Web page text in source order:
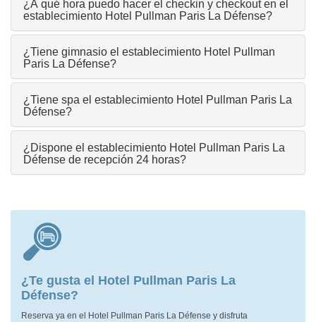
¿A qué hora puedo hacer el checkin y checkout en el
establecimiento Hotel Pullman Paris La Défense?
¿Tiene gimnasio el establecimiento Hotel Pullman
Paris La Défense?
¿Tiene spa el establecimiento Hotel Pullman Paris La
Défense?
¿Dispone el establecimiento Hotel Pullman Paris La
Défense de recepción 24 horas?
¿Te gusta el Hotel Pullman Paris La
Défense?
Reserva ya en el Hotel Pullman Paris La Défense y disfruta